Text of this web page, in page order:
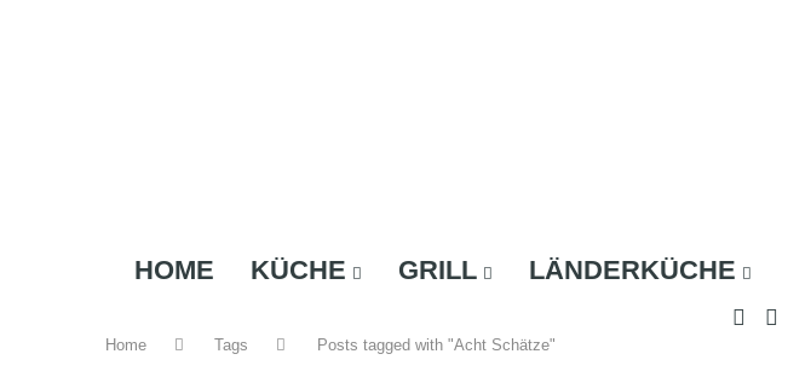
HOME KÜCHE GRILL LÄNDERKÜCHE
Home Tags Posts tagged with "Acht Schätze"